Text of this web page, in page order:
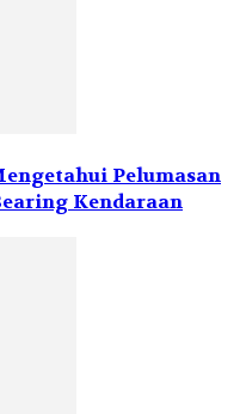
Pelumasan
Kendaraan